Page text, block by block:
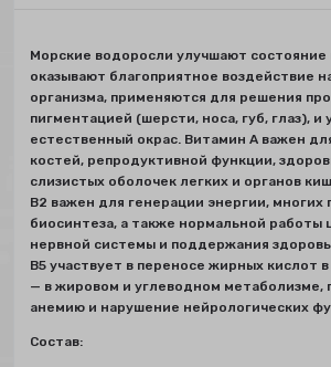
Морские водоросли улучшают
оказывают благоприятное воздействие
организма, применяются для решения
пигментацией (шерсти, носа, губ, глаз), и
естественный окрас. Витамин А важен
костей, репродуктивной функции,
слизистых оболочек легких и органов
В2 важен для генерации энергии, многих
биосинтеза, а также нормальной работы
нервной системы и поддержания
B5 участвует в переносе жирных кислот
— в жировом и углеводном метаболизме,
анемию и нарушение нейрологических
Состав: